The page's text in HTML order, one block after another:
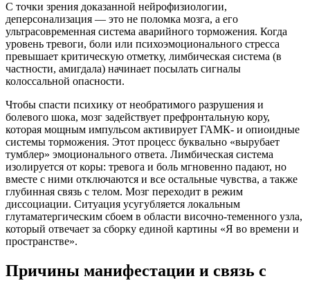
С точки зрения доказанной нейрофизиологии,
деперсонализация — это не поломка мозга, а его
ультрасовременная система аварийного торможения. Когда
уровень тревоги, боли или психоэмоционального стресса
превышает критическую отметку, лимбическая система (в
частности, амигдала) начинает посылать сигналы
колоссальной опасности.
Чтобы спасти психику от необратимого разрушения и
болевого шока, мозг задействует префронтальную кору,
которая мощным импульсом активирует ГАМК- и опиоидные
системы торможения. Этот процесс буквально «вырубает
тумблер» эмоционального ответа. Лимбическая система
изолируется от коры: тревога и боль мгновенно падают, но
вместе с ними отключаются и все остальные чувства, а также
глубинная связь с телом. Мозг переходит в режим
диссоциации. Ситуация усугубляется локальным
глутаматергическим сбоем в области височно-теменного узла,
который отвечает за сборку единой картины «Я во времени и
пространстве».
Причины манифестации и связь с